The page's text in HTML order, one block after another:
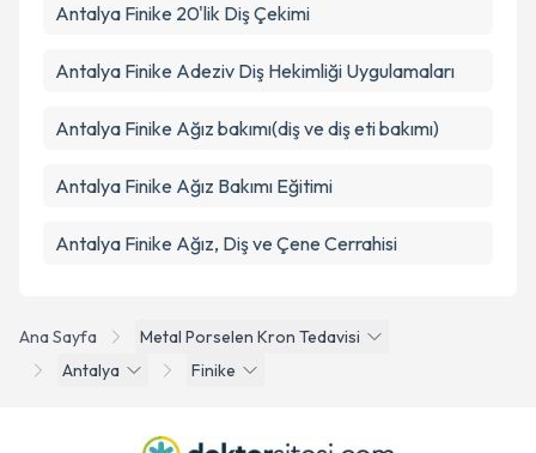
Ana Sayfa
Metal Porselen Kron Tedavisi
Antalya
Finike
Antalya Finike 20'lik Diş Çekimi
Antalya Finike Adeziv Diş Hekimliği Uygulamaları
Antalya Finike Ağız bakımı(diş ve diş eti bakımı)
Antalya Finike Ağız Bakımı Eğitimi
Antalya Finike Ağız, Diş ve Çene Cerrahisi